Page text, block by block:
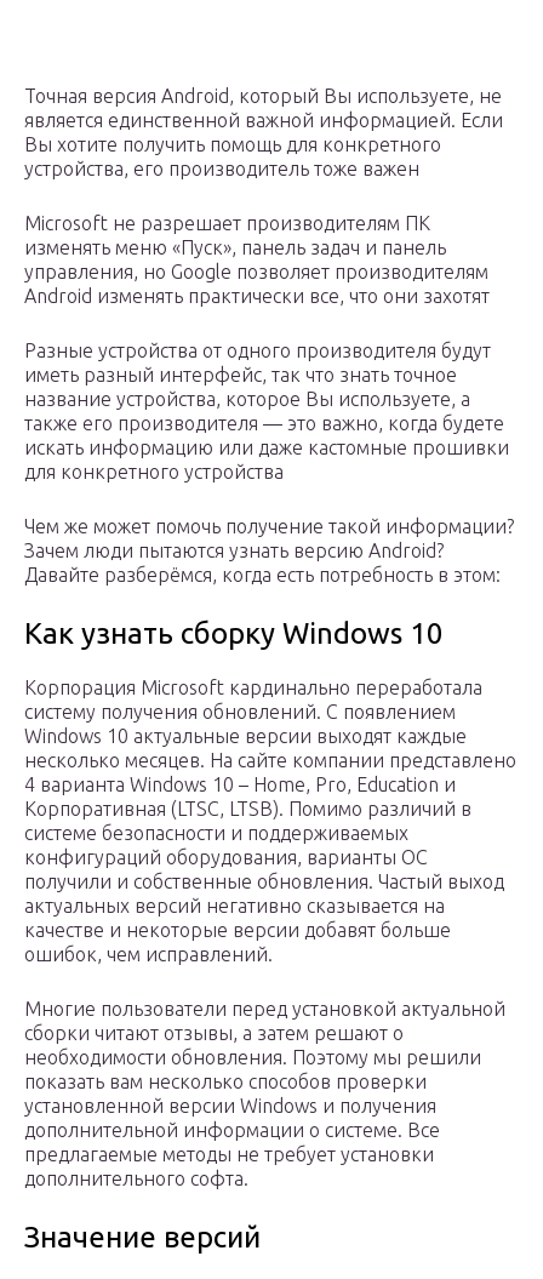
Точная версия Android, который Вы используете, не
является единственной важной информацией. Если
Вы хотите получить помощь для конкретного
устройства, его производитель тоже важен
Microsoft не разрешает производителям ПК
изменять меню «Пуск», панель задач и панель
управления, но Google позволяет производителям
Android изменять практически все, что они захотят
Разные устройства от одного производителя будут
иметь разный интерфейс, так что знать точное
название устройства, которое Вы используете, а
также его производителя — это важно, когда будете
искать информацию или даже кастомные прошивки
для конкретного устройства
Чем же может помочь получение такой информации?
Зачем люди пытаются узнать версию Android?
Давайте разберёмся, когда есть потребность в этом:
Как узнать сборку Windows 10
Корпорация Microsoft кардинально переработала
систему получения обновлений. С появлением
Windows 10 актуальные версии выходят каждые
несколько месяцев. На сайте компании представлено
4 варианта Windows 10 – Home, Pro, Education и
Корпоративная (LTSC, LTSB). Помимо различий в
системе безопасности и поддерживаемых
конфигураций оборудования, варианты ОС
получили и собственные обновления. Частый выход
актуальных версий негативно сказывается на
качестве и некоторые версии добавят больше
ошибок, чем исправлений.
Многие пользователи перед установкой актуальной
сборки читают отзывы, а затем решают о
необходимости обновления. Поэтому мы решили
показать вам несколько способов проверки
установленной версии Windows и получения
дополнительной информации о системе. Все
предлагаемые методы не требует установки
дополнительного софта.
Значение версий